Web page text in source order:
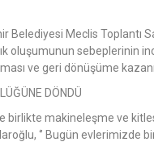
Belediyesi Meclis Toplantı
oluşumunun sebeplerinin
ve geri dönüşüme
DÖNDÜ
birlikte makineleşme ve
‘’ Bugün